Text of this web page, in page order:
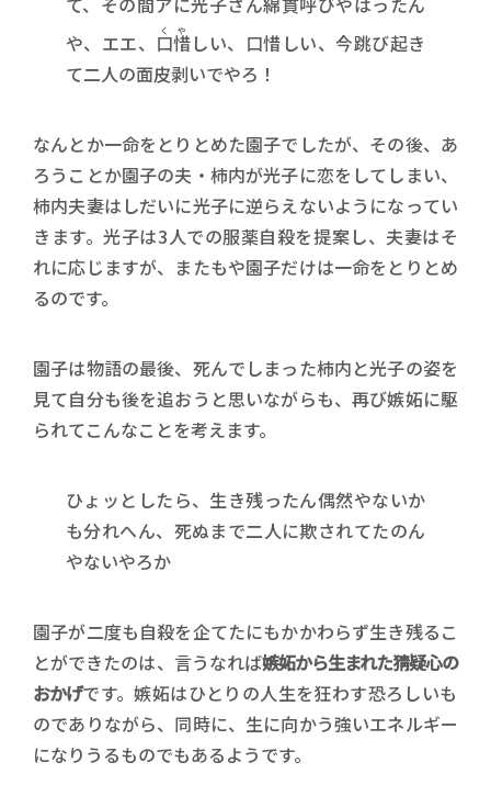
や、エエ、 口惜
くや
しい、口惜しい、今跳び起き
て二人の面皮剥いでやろ！
なんとか一命をとりとめた園子でしたが、その後、あ
ろうことか園子の夫・柿内が光子に恋をしてしまい、
柿内夫妻はしだいに光子に逆らえないようになってい
きます。光子は3人での服薬自殺を提案し、夫妻はそ
れに応じますが、またもや園子だけは一命をとりとめ
るのです。
園子は物語の最後、死んでしまった柿内と光子の姿を
見て自分も後を追おうと思いながらも、再び嫉妬に駆
られてこんなことを考えます。
ひょッとしたら、生き残ったん偶然やないか
も分れへん、死ぬまで二人に欺されてたのん
やないやろか
園子が二度も自殺を企てたにもかかわらず生き残るこ
とができたのは、言うなれば嫉妬から生まれた猜疑心の
おかげです。嫉妬はひとりの人生を狂わす恐ろしいも
のでありながら、同時に、生に向かう強いエネルギー
になりうるものでもあるようです。